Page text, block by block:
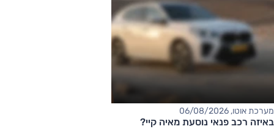
מערכת אוטו, 06/08/2026
באיזה רכב פנאי נוסעת מאיה קיי?